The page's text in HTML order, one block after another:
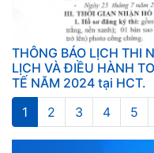
THÔNG BÁO LỊCH THI
LỊCH VÀ ĐIỀU HÀNH
TẾ NĂM 2024 tại HCT.
Pagination
Trang
hiện
thời
1 Trang
2 Trang
3 Trang
4 5